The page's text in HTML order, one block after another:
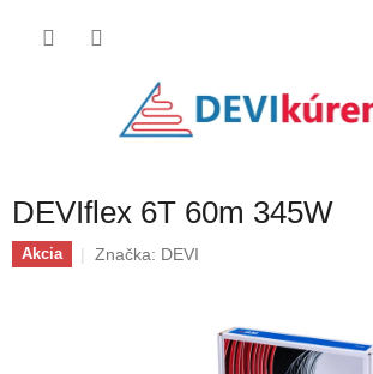
DEVIflex 6T 60m 345W
Akcia Značka: DEVI